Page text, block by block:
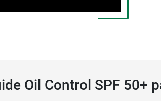
Oil Control SPF 50+